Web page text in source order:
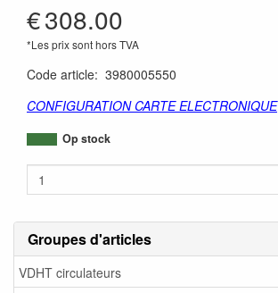
Groupes d'articles
VDHT circulateurs
€308.00
*Les prix sont hors TVA
Code article: 3980005550
CONFIGURATION CARTE ELECTRONIQUE
Op stock